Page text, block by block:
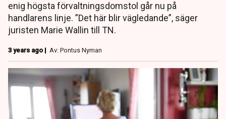
enig högsta förvaltningsdomstol går nu på
handlarens linje. ”Det här blir vägledande”, säger
juristen Marie Wallin till TN.
3 years ago | Av: Pontus Nyman